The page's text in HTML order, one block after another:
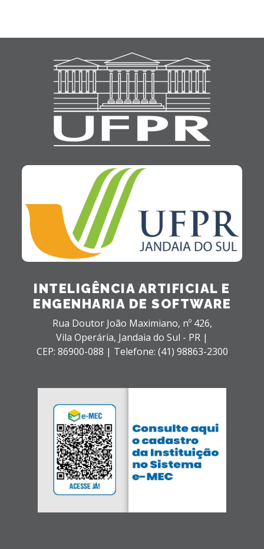
INTELIGÊNCIA ARTIFICIAL E
ENGENHARIA DE SOFTWARE
Rua Doutor João Maximiano, nº 426,
Vila Operária, Jandaia do Sul - PR |
CEP: 86900-088 | Telefone: (41) 98863-2300